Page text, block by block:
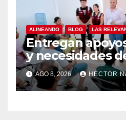
ALINEANDO BLOG LAS
Entregan
y necesidades
familias de
AGO 8, 2026 HECTOR